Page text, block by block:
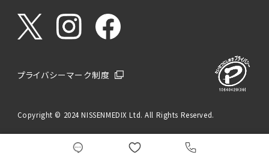
プライバシーマーク制度
Copyright © 2024 NISSENMEDIX Ltd. All Rights Reserved.